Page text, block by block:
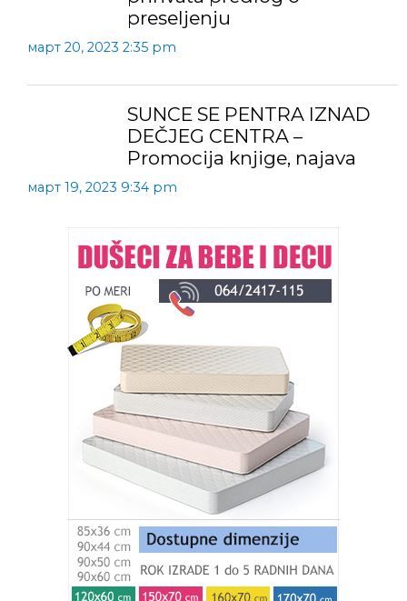
preseljenju
март 20, 2023 2:35 pm
SUNCE SE PENTRA IZNAD
DEČJEG CENTRA –
Promocija knjige, najava
март 19, 2023 9:34 pm